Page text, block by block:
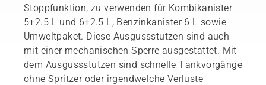
Stoppfunktion, zu verwenden für Kombikanister
5+2.5 L und 6+2.5 L, Benzinkanister 6 L sowie
Umweltpaket. Diese Ausgussstutzen sind auch
mit einer mechanischen Sperre ausgestattet. Mit
dem Ausgussstutzen sind schnelle Tankvorgänge
ohne Spritzer oder irgendwelche Verluste